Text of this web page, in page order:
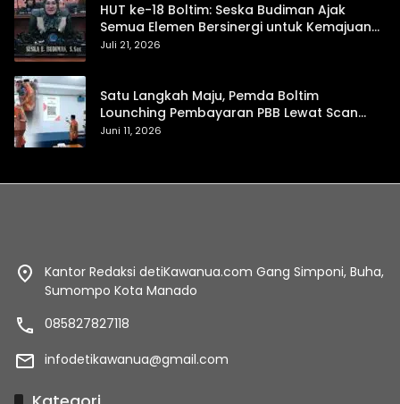
HUT ke-18 Boltim: Seska Budiman Ajak
Semua Elemen Bersinergi untuk Kemajuan
Daerah
Juli 21, 2026
Satu Langkah Maju, Pemda Boltim
Lounching Pembayaran PBB Lewat Scan
Qris
Juni 11, 2026
Kantor Redaksi detiKawanua.com Gang Simponi, Buha,
Sumompo Kota Manado
085827827118
infodetikawanua@gmail.com